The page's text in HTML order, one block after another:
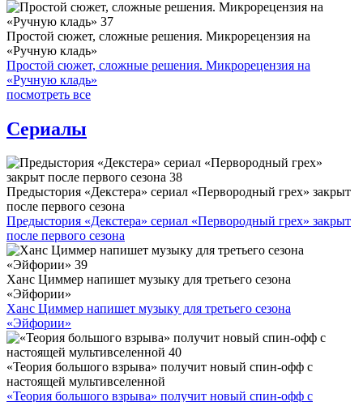
Простой сюжет, сложные решения. Микрорецензия на
«Ручную кладь»
Простой сюжет, сложные решения. Микрорецензия на
«Ручную кладь»
посмотреть все
Сериалы
Предыстория «Декстера» сериал «Первородный грех» закрыт
после первого сезона
Предыстория «Декстера» сериал «Первородный грех» закрыт
после первого сезона
Ханс Циммер напишет музыку для третьего сезона
«Эйфории»
Ханс Циммер напишет музыку для третьего сезона
«Эйфории»
«Теория большого взрыва» получит новый спин-офф с
настоящей мультивселенной
«Теория большого взрыва» получит новый спин-офф с